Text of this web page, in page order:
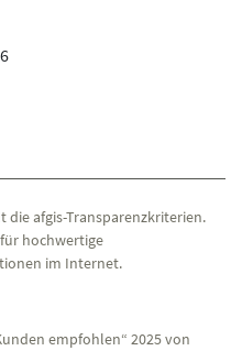
die afgis-Transparenzkriterien.
hochwertige
im Internet.
empfohlen“ 2025 von